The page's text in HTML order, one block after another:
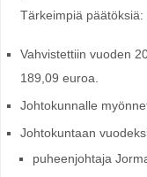
Tärkeimpiä päätöksiä:
Vahvistettiin vuoden
189,09 euroa.
Johtokunnalle
Johtokuntaan
puheenjohtaja